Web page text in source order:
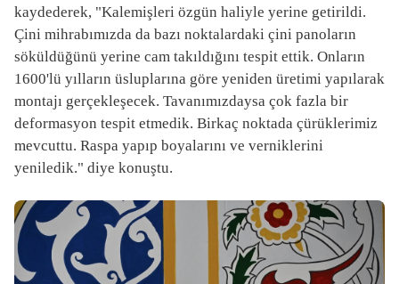
kaydederek, "Kalemişleri özgün haliyle yerine getirildi.
Çini mihrabımızda da bazı noktalardaki çini panoların
söküldüğünü yerine cam takıldığını tespit ettik. Onların
1600'lü yılların üsluplarına göre yeniden üretimi yapılarak
montajı gerçekleşecek. Tavanımızdaysa çok fazla bir
deformasyon tespit etmedik. Birkaç noktada çürüklerimiz
mevcuttu. Raspa yapıp boyalarını ve verniklerini
yeniledik." diye konuştu.